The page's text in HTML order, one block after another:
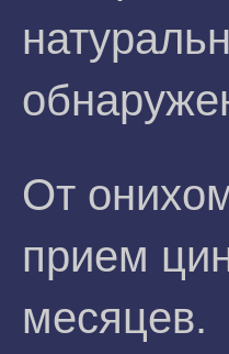
От
прием
месяцев.